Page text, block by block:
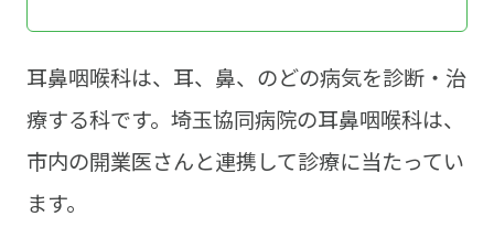
耳鼻咽喉科は、耳、鼻、のどの病気を診断・治
療する科です。埼玉協同病院の耳鼻咽喉科は、
市内の開業医さんと連携して診療に当たってい
ます。